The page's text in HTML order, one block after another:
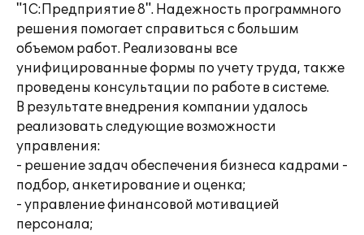
"1С:Предприятие 8". Надежность программного
решения помогает справиться с большим
объемом работ. Реализованы все
унифицированные формы по учету труда, также
проведены консультации по работе в системе.
В результате внедрения компании удалось
реализовать следующие возможности
управления:
- решение задач обеспечения бизнеса кадрами -
подбор, анкетирование и оценка;
- управление финансовой мотивацией
персонала;